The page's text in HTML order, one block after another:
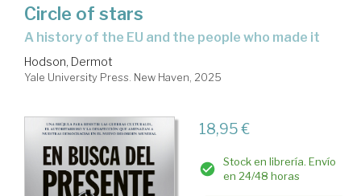
Circle of stars
a history of the EU and the people who made it
Hodson, Dermot
Yale University Press. New Haven, 2025
18,95 €
Stock en librería. Envío
en 24/48 horas